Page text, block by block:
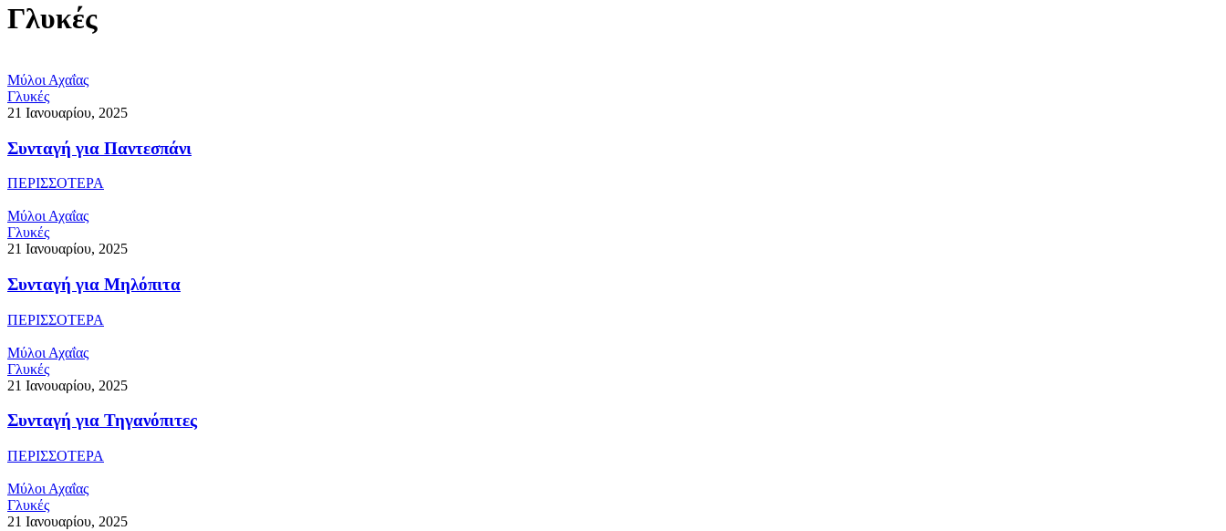
Γλυκές
Μύλοι Αχαΐας
Γλυκές
21 Ιανουαρίου, 2025
Συνταγή για Παντεσπάνι
ΠΕΡΙΣΣΟΤΕΡΑ
Μύλοι Αχαΐας
Γλυκές
21 Ιανουαρίου, 2025
Συνταγή για Μηλόπιτα
ΠΕΡΙΣΣΟΤΕΡΑ
Μύλοι Αχαΐας
Γλυκές
21 Ιανουαρίου, 2025
Συνταγή για Τηγανόπιτες
ΠΕΡΙΣΣΟΤΕΡΑ
Μύλοι Αχαΐας
Γλυκές
21 Ιανουαρίου, 2025